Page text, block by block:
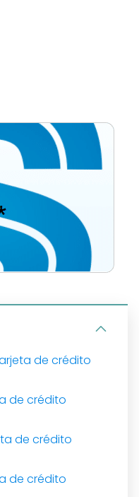
de crédito
de crédito
de crédito
de crédito